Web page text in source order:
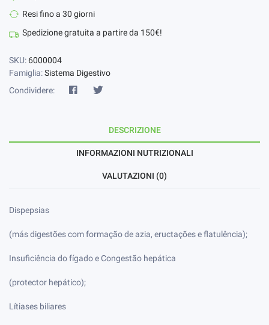
Resi fino a 30 giorni
Spedizione gratuita a partire da 150€!
SKU: 6000004
Famiglia:Sistema Digestivo
Condividere:
DESCRIZIONE
INFORMAZIONI NUTRIZIONALI
VALUTAZIONI (0)
Dispepsias
(más digestões com formação de azia, eructações e flatulência);
Insuficiência do fígado e Congestão hepática
(protector hepático);
Lítiases biliares